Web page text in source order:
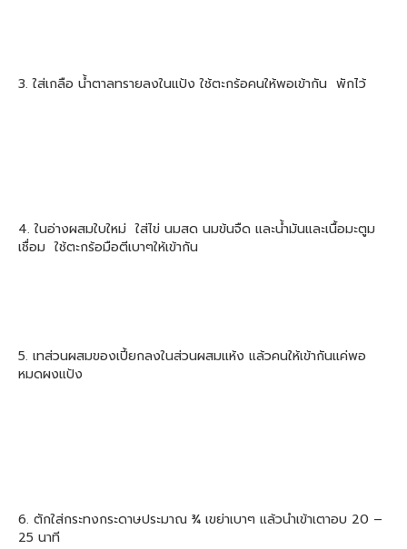
3. ใส่เกลือ น้ำตาลทรายลงในแป้ง ใช้ตะกร้อคนให้พอเข้ากัน พักไว้
4. ในอ่างผสมใบใหม่ ใส่ไข่ นมสด นมข้นจืด และน้ำมันและเนื้อมะตูม
เชื่อม ใช้ตะกร้อมือตีเบาๆให้เข้ากัน
5. เทส่วนผสมของเปี้ยกลงในส่วนผสมแห้ง แล้วคนให้เข้ากันแค่พอ
หมดผงแป้ง
6. ตักใส่กระทงกระดาษประมาณ ¾ เขย่าเบาๆ แล้วนำเข้าเตาอบ 20 –
25 นาที